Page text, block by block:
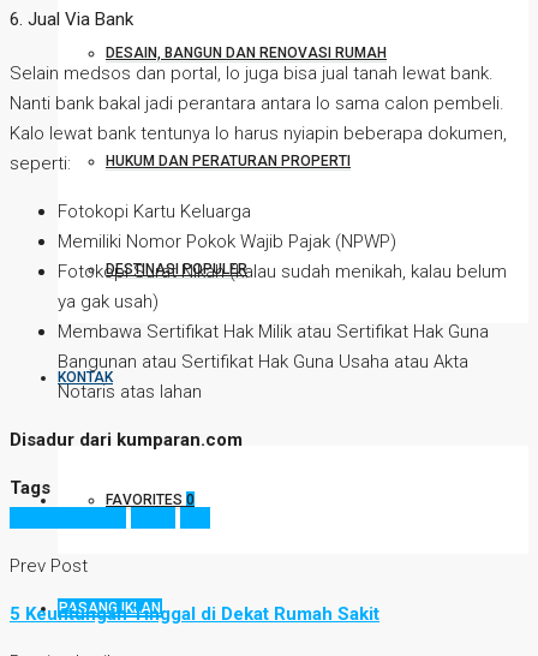
DESAIN, BANGUN DAN RENOVASI RUMAH
HUKUM DAN PERATURAN PROPERTI
DESTINASI POPULER
KONTAK
FAVORITES 0
PASANG IKLAN
6. Jual Via Bank
Selain medsos dan portal, lo juga bisa jual tanah lewat bank.
Nanti bank bakal jadi perantara antara lo sama calon pembeli.
Kalo lewat bank tentunya lo harus nyiapin beberapa dokumen,
seperti:
Fotokopi Kartu Keluarga
Memiliki Nomor Pokok Wajib Pajak (NPWP)
Fotokopi Surat Nikah (kalau sudah menikah, kalau belum
ya gak usah)
Membawa Sertifikat Hak Milik atau Sertifikat Hak Guna
Bangunan atau Sertifikat Hak Guna Usaha atau Akta
Notaris atas lahan
Disadur dari kumparan.com
Tags
Prev Post
5 Keuntungan Tinggal di Dekat Rumah Sakit